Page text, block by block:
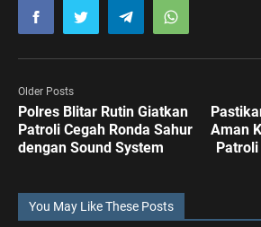
Older Posts
Polres Blitar Rutin Giatkan
Patroli Cegah Ronda Sahur
dengan Sound System
Aman
You May Like These Posts